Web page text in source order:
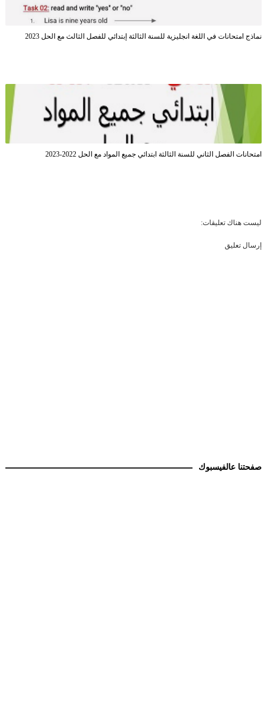
نماذج امتحانات في اللغة انجليزية للسنة الثالثة إبتدائي للفصل الثالث مع الحل 2023
امتحانات الفصل الثاني للسنة الثالثة ابتدائي جميع المواد مع الحل 2022-2023
ليست هناك تعليقات:
إرسال تعليق
صفحتنا عالفيسبوك